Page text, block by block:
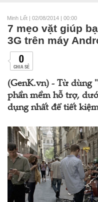
Minh Lết | 02/08/2014 | 00:00
7 mẹo vặt giúp
3G trên máy
0
CHIA SẺ
(GenK.vn) - Từ dùng
phần mềm hỗ trợ,
dụng nhất để tiết